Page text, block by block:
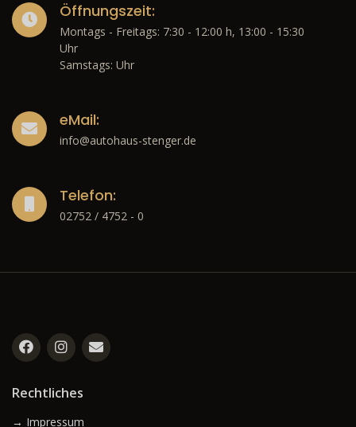
Öffnungszeit:
Montags - Freitags: 7:30 - 12:00 h, 13:00 - 15:30
Uhr
Samstags: Uhr
eMail:
info@autohaus-stenger.de
Telefon:
02752 / 4752 - 0
Rechtliches
→ Impressum